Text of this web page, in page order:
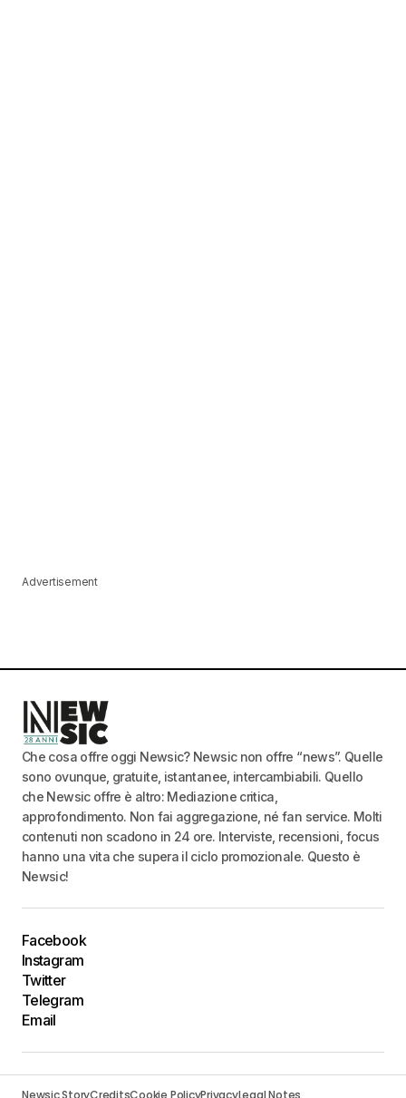
Advertisement
Che cosa offre oggi Newsic? Newsic non offre “news”. Quelle
sono ovunque, gratuite, istantanee, intercambiabili. Quello
che Newsic offre è altro: Mediazione critica,
approfondimento. Non fai aggregazione, né fan service. Molti
contenuti non scadono in 24 ore. Interviste, recensioni, focus
hanno una vita che supera il ciclo promozionale. Questo è
Newsic!
Facebook
Instagram
Twitter
Telegram
Email
Newsic StoryCreditsCookie PolicyPrivacyLegal Notes